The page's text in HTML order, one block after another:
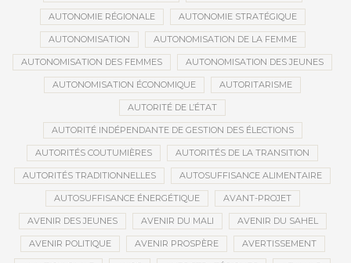
AUTONOMIE RÉGIONALE AUTONOMIE STRATÉGIQUE
AUTONOMISATION AUTONOMISATION DE LA FEMME
AUTONOMISATION DES FEMMES AUTONOMISATION DES JEUNES
AUTONOMISATION ÉCONOMIQUE AUTORITARISME
AUTORITÉ DE L’ÉTAT
AUTORITÉ INDÉPENDANTE DE GESTION DES ÉLECTIONS
AUTORITÉS COUTUMIÈRES AUTORITÉS DE LA TRANSITION
AUTORITÉS TRADITIONNELLES AUTOSUFFISANCE ALIMENTAIRE
AUTOSUFFISANCE ÉNERGÉTIQUE AVANT-PROJET
AVENIR DES JEUNES AVENIR DU MALI AVENIR DU SAHEL
AVENIR POLITIQUE AVENIR PROSPÈRE AVERTISSEMENT